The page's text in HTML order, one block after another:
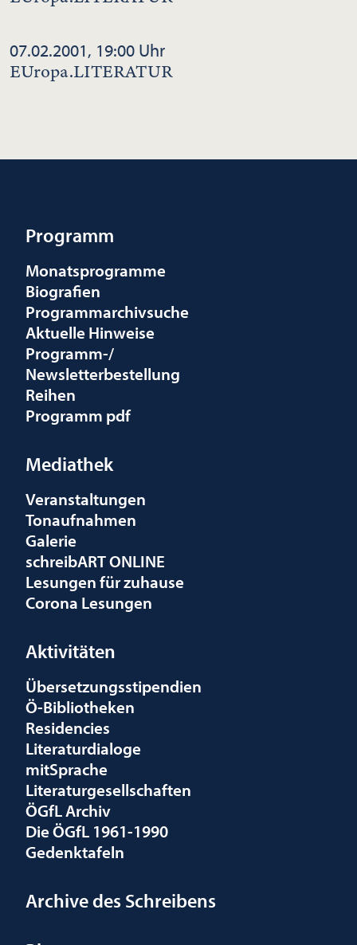
07.02.2001, 19:00 Uhr
EUropa.LITERATUR
Programm
Monatsprogramme
Biografien
Programmarchivsuche
Aktuelle Hinweise
Programm-/
Newsletterbestellung
Reihen
Programm pdf
Mediathek
Veranstaltungen
Tonaufnahmen
Galerie
schreibART ONLINE
Lesungen für zuhause
Corona Lesungen
Aktivitäten
Übersetzungsstipendien
Ö-Bibliotheken
Residencies
Literaturdialoge
mitSprache
Literaturgesellschaften
ÖGfL Archiv
Die ÖGfL 1961-1990
Gedenktafeln
Archive des Schreibens